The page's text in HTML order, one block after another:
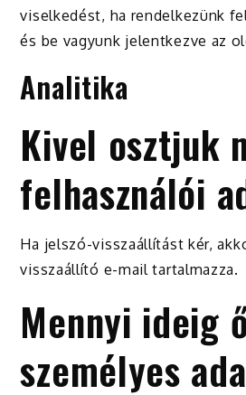
viselkedést, ha rendelkezünk
és be vagyunk jelentkezve az
Analitika
Kivel osztjuk
felhasználói
Ha jelszó-visszaállítást kér,
visszaállító e-mail tartalmazza.
Mennyi ideig
személyes